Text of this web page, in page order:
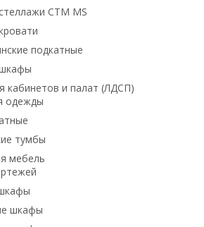
СТМ MS
подкатные
кабинетов и палат (ЛДСП)
одежды
тумбы
мебель
шкафы